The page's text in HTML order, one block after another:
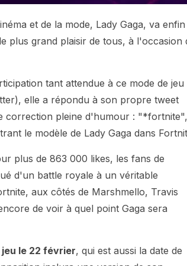
et de la mode, Lady Gaga, va enfin
plus grand plaisir de tous, à l'occasion
tant attendue à ce mode de jeu
elle a répondu à son propre tweet
correction pleine d'humour : "*fortnite",
le modèle de Lady Gaga dans
plus de 863 000 likes, les fans de
d'un battle royale à un véritable
aux côtés de Marshmello, Travis
de voir à quel point Gaga sera
le 22 février, qui est aussi la date de